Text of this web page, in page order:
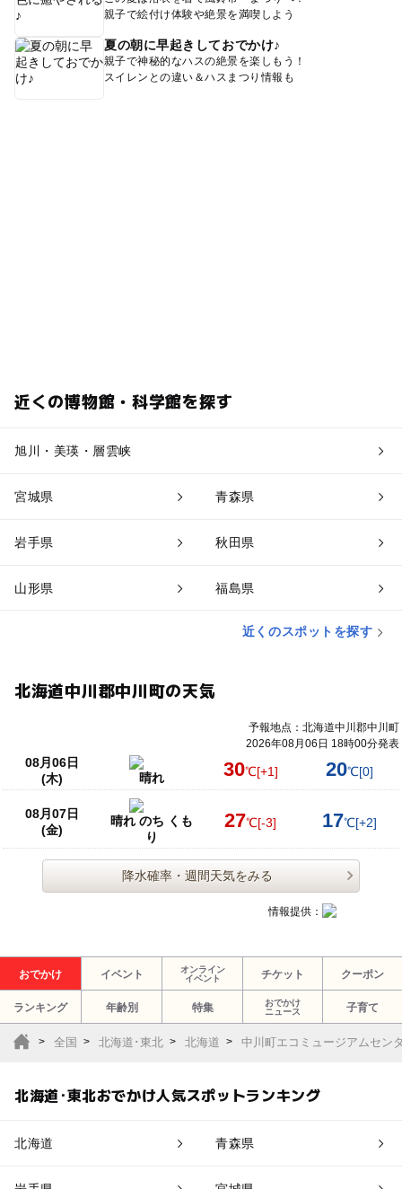
親子で絵付け体験や絶景を満喫しよう
夏の朝に早起きしておでかけ♪
親子で神秘的なハスの絶景を楽しもう！
スイレンとの違い＆ハスまつり情報も
近くの博物館・科学館を探す
旭川・美瑛・層雲峡
宮城県 青森県
岩手県 秋田県
山形県 福島県
近くのスポットを探す
北海道中川郡中川町の天気
予報地点：北海道中川郡中川町
2026年08月06日 18時00分発表
08月06日
(木)
晴れ 30℃[+1] 20℃[0]
08月07日
(金)
晴れ のち くも
り
27℃[-3] 17℃[+2]
降水確率・週間天気をみる
情報提供：
おでかけ イベント
オンライン
イベント
チケット クーポン
ランキング 年齢別 特集
おでかけ
ニュース
子育て
全国 北海道･東北 北海道 中川町エコミュージアムセン
北海道･東北おでかけ人気スポットランキング
北海道 青森県